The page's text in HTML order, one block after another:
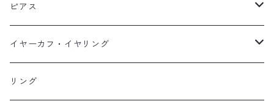
ネックレス
イヤーカフ
イヤリング
ピアス
ネックレス
リング
ピアス
スタッド・一粒
フック・ぶら下がり
イヤーカフ・イヤリング
原石イヤーカフ
リング